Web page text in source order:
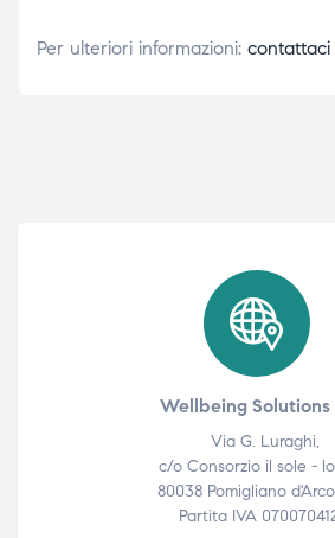
Per ulteriori informazioni: contattaci
Wellbeing Solutions
Via G. Luraghi,
c/o Consorzio il sole -
80038 Pomigliano
Partita IVA